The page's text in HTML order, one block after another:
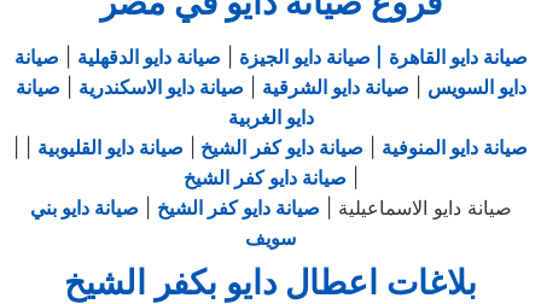
صيانة دايو القاهرة | صيانة دايو الجيزة صيانة دايو الدقهلية
صيانة
دايو السويس
صيانة دايو الشرقية صيانة دايو الاسكندرية
صيانة
دايو الغربية
صيانة دايو المنوفية صيانة دايو كفر الشيخ صيانة دايو القليوبية
صيانة دايو كفر الشيخ
صيانة دايو الاسماعيلية | صيانة دايو كفر الشيخ
صيانة دايو بني
سويف
بلاغات اعطال دايو بكفر الشيخ